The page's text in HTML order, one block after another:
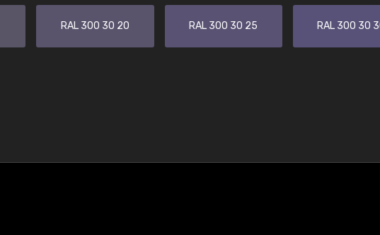
RAL 300 30 20 RAL 300 30 25 RAL 300 30